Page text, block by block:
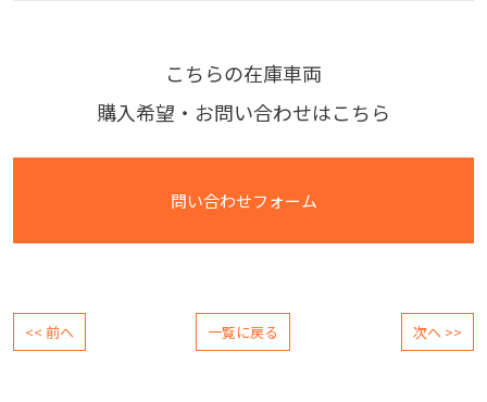
こちらの在庫車両
購入希望・お問い合わせはこちら
問い合わせフォーム
<< 前へ 一覧に戻る 次へ >>